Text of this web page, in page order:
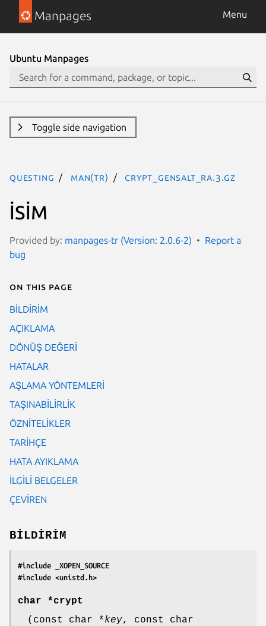
Manpages Menu
Ubuntu Manpages
Toggle side navigation
questing man(tr) crypt_gensalt_ra.3.gz
İSİM
Provided by: manpages-tr (Version: 2.0.6-2)
Report a
bug
On this page
BİLDİRİM
AÇIKLAMA
DÖNÜŞ DEĞERİ
HATALAR
AŞLAMA YÖNTEMLERİ
TAŞINABİLİRLİK
ÖZNİTELİKLER
TARİHÇE
HATA AYIKLAMA
İLGİLİ BELGELER
ÇEVİREN
BİLDİRİM
#include _XOPEN_SOURCE
#include <unistd.h>
char *crypt
(const char *key, const char